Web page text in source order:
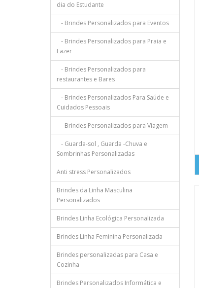
dia do Estudante
- Brindes Personalizados para Eventos
- Brindes Personalizados para Praia e
Lazer
- Brindes Personalizados para
restaurantes e Bares
- Brindes Personalizados Para Saúde e
Cuidados Pessoais
- Brindes Personalizados para Viagem
- Guarda-sol , Guarda -Chuva e
Sombrinhas Personalizadas
Anti stress Personalizados
Brindes da Linha Masculina
Personalizados
Brindes Linha Ecológica Personalizada
Brindes Linha Feminina Personalizada
Brindes personalizadas para Casa e
Cozinha
Brindes Personalizados Informática e